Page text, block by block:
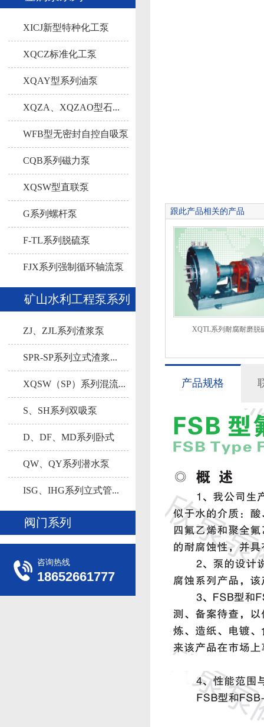
XICJ新型特种化工泵
XQCZ标准化工泵
XQAY型系列油泵
XQZA、XQZAO型石...
WFB型无密封自控自吸泵
CQB系列磁力泵
XQSW型直联泵
G系列螺杆泵
F-TL系列脱硫泵
FJX系列强制循环轴流泵
矿山水利工程泵系列
ZJ、ZJL系列渣浆泵
SPR-SP系列立式渣浆...
XQSW（SP）系列混流...
S、SH系列双吸泵
D、DF、MD系列卧式
多...
QW、QY系列潜水泵
ISG、IHG系列立式管...
阀门系列
咨询热线
18652661777
跟此产品相关的产品
XQTL系列耐腐耐磨脱
产品规格